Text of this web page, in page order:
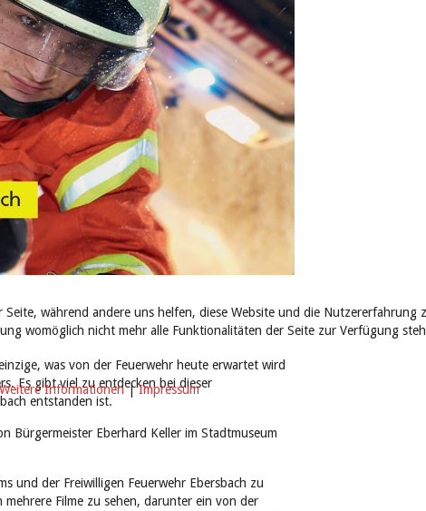
was von der Feuerwehr heute erwartet wird
Es gibt viel zu entdecken bei dieser
entstanden ist.
Bürgermeister Eberhard Keller im Stadtmuseum
und der Freiwilligen Feuerwehr Ebersbach zu
Filme zu sehen, darunter ein von der
während andere uns helfen, diese Website und die Nutzererfahrung
womöglich nicht mehr alle Funktionalitäten der Seite zur Verfügung
Informationen|Impressum